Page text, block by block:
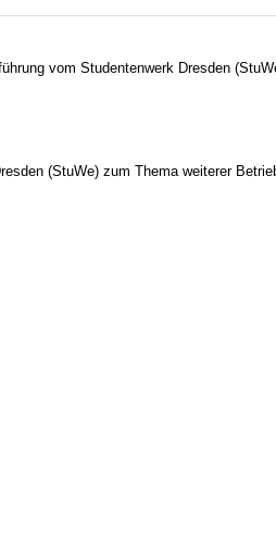
vom Studentenwerk Dresden
(StuWe) zum Thema weiterer